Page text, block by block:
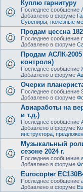
Куплю гарнитуру
Последнее сообщение
Добавлено в форуме
Сувениры, полезные
Продам цессна 182
Последнее сообщение
Добавлено в форуме
Продам АСЛК-2005
контроля)
Последнее сообщение
Добавлено в форуме
Очерки
Последнее сообщение
Добавлено в форуме
Авиаработы на
и т.д.)
Последнее сообщение
Добавлено в форуме
инструктора,
Музыкальный
сезоне 2024 г.
Последнее сообщение
Добавлено в форуме
Eurocopter
Последнее сообщение
Добавлено в форуме